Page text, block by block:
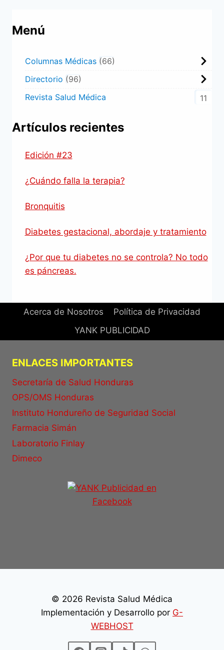
Menú
Columnas Médicas
66
Directorio
96
Revista Salud Médica
11
Artículos recientes
Edición #23
¿Cuándo falla la terapia?
Bronquitis
Diabetes gestacional, abordaje y tratamiento
¿Por que tu diabetes no se controla? No todo
es páncreas.
Acerca de Nosotros
Política de Privacidad
YANK PUBLICIDAD
ENLACES IMPORTANTES
Secretaría de Salud Honduras
OPS/OMS Honduras
Instituto Hondureño de Seguridad Social
Farmacia Simán
Laboratorio Finlay
Dimeco
© 2026 Revista Salud Médica
Implementación y Desarrollo por G-
WEBHOST